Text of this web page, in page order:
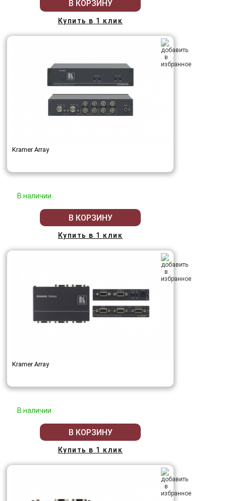
В КОРЗИНУ
Купить в 1 клик
Kramer Array
В наличии
В КОРЗИНУ
Купить в 1 клик
Kramer Array
В наличии
В КОРЗИНУ
Купить в 1 клик